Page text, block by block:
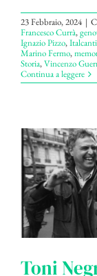
23 Febbraio, 2024 |
Francesco Currà,
Ignazio Pizzo,
Marino Fermo,
Storia,Vincenzo
Continua a leggere
Toni